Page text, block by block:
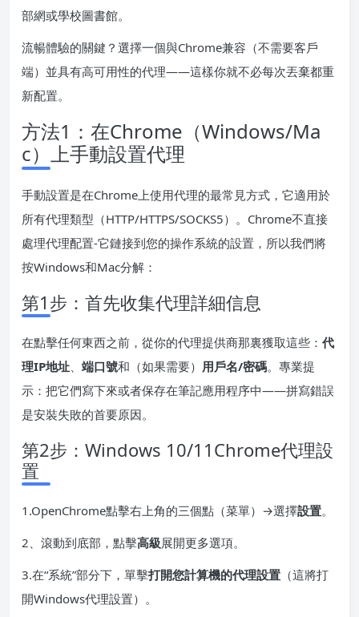
部網或學校圖書館。
流暢體驗的關鍵？選擇一個與Chrome兼容（不需要客戶
端）並具有高可用性的代理——這樣你就不必每次丟棄都重
新配置。
方法1：在Chrome（Windows/Ma
c）上手動設置代理
手動設置是在Chrome上使用代理的最常見方式，它適用於
所有代理類型（HTTP/HTTPS/SOCKS5）。Chrome不直接
處理代理配置-它鏈接到您的操作系統的設置，所以我們將
按Windows和Mac分解：
第1步：首先收集代理詳細信息
在點擊任何東西之前，從你的代理提供商那裏獲取這些： 代
理IP地址
端口號和（如果需要） 用戶名/密碼。專業提
示：把它們寫下來或者保存在筆記應用程序中——拼寫錯誤
是安裝失敗的首要原因。
第2步：Windows 10/11Chrome代理設
置
1.OpenChrome點擊右上角的三個點（菜單）→選擇設置。
2、滾動到底部，點擊高級展開更多選項。
3.在“系統”部分下，單擊打開您計算機的代理設置 （這將打
開Windows代理設置）。